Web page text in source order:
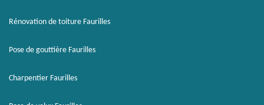
Rénovation de toiture Faurilles
Pose de gouttière Faurilles
Charpentier Faurilles